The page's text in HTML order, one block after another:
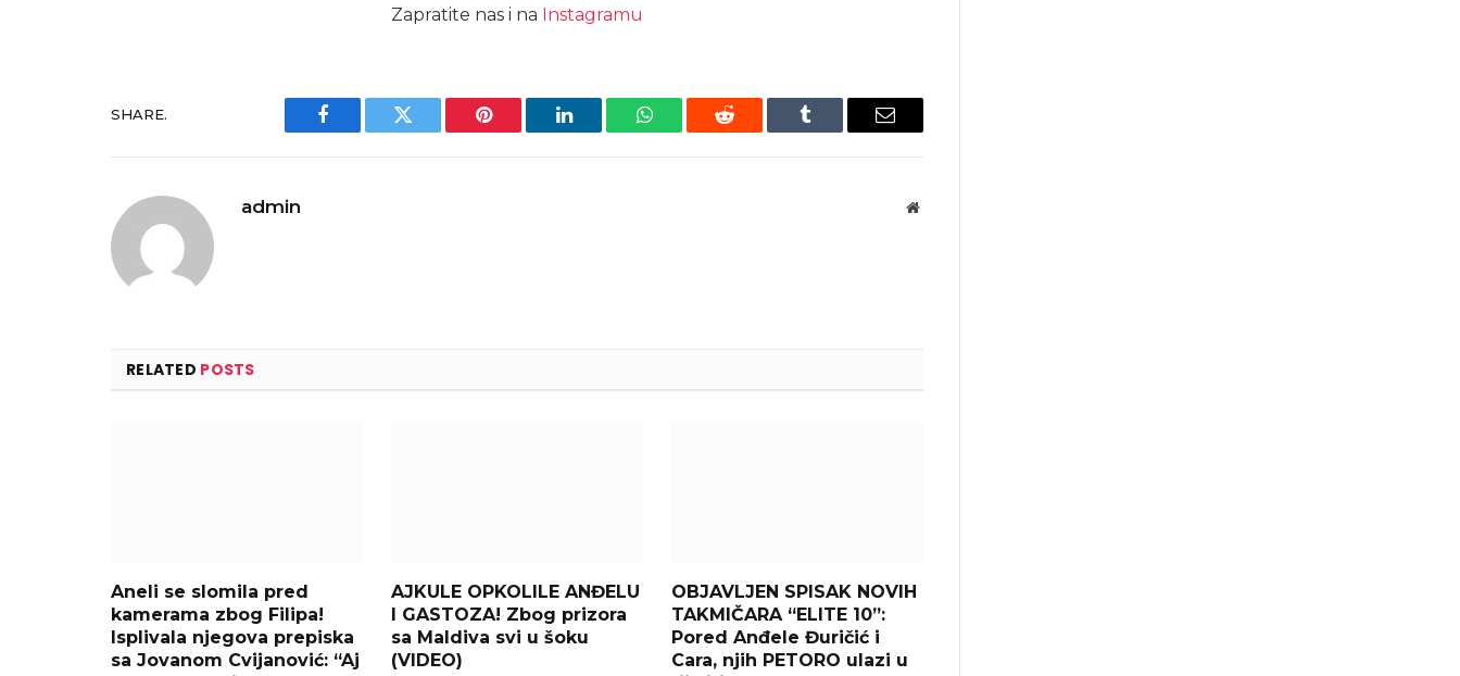
Zapratite nas i na Instagramu
SHARE.
Facebook Twitter Pinterest LinkedIn WhatsAppReddit Tumblr Email
admin Website
RELATED POSTS
Aneli se slomila pred
kamerama zbog Filipa!
Isplivala njegova prepiska
sa Jovanom Cvijanović: “Aj
AJKULE OPKOLILE ANĐELU
I GASTOZA! Zbog prizora
sa Maldiva svi u šoku
(VIDEO)
OBJAVLJEN SPISAK NOVIH
TAKMIČARA “ELITE 10”:
Pored Anđele Đuričić i
Cara, njih PETORO ulazi u